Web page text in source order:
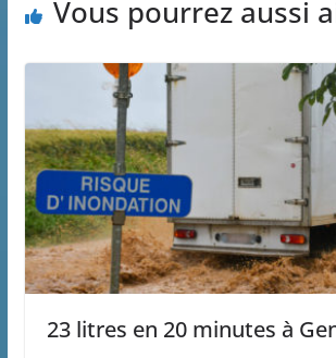
Vous pourrez aussi
23 litres en 20 minutes à